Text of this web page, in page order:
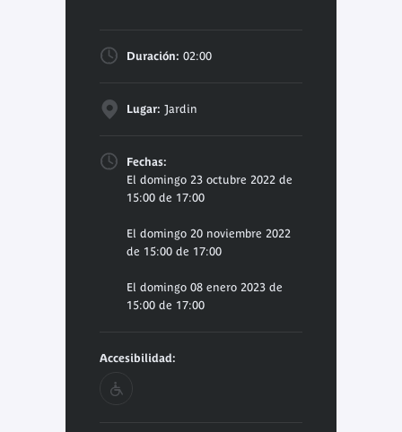
Duración: 02:00
Lugar: Jardin
Fechas:
El domingo 23 octubre 2022 de
15:00 de 17:00
El domingo 20 noviembre 2022
de 15:00 de 17:00
El domingo 08 enero 2023 de
15:00 de 17:00
Accesibilidad: